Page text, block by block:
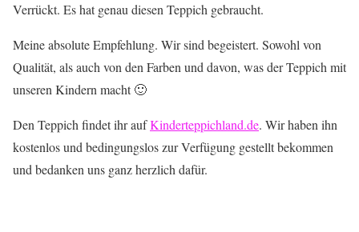
Verrückt. Es hat genau diesen Teppich gebraucht.
Meine absolute Empfehlung. Wir sind begeistert. Sowohl von
Qualität, als auch von den Farben und davon, was der Teppich mit
unseren Kindern macht 🙂
Den Teppich findet ihr aufKinderteppichland.de. Wir haben ihn
kostenlos und bedingungslos zur Verfügung gestellt bekommen
und bedanken uns ganz herzlich dafür.